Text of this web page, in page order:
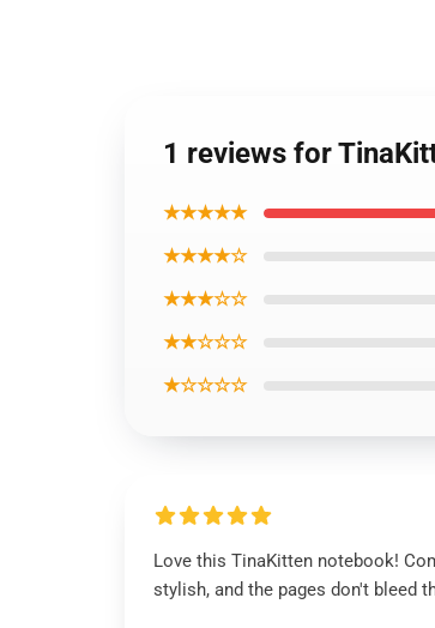
1 reviews for
★★★★★
★★★★☆
★★★☆☆
★★☆☆☆
★☆☆☆☆
Love this TinaKitten notebook!
stylish, and the pages don't bleed